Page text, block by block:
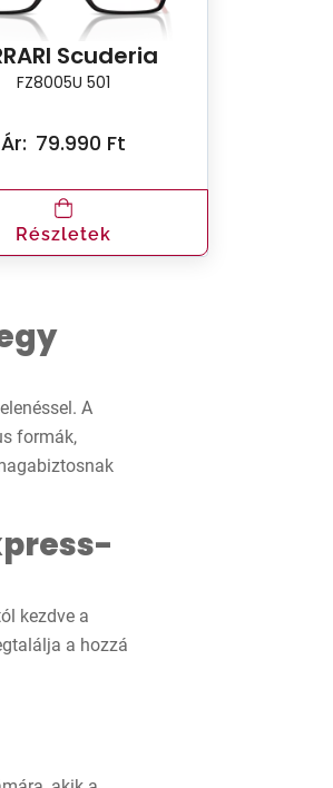
Scuderia
FZ8005U 501
Ár: 79.990 Ft
Részletek
A
formák,
kezdve a
a hozzá